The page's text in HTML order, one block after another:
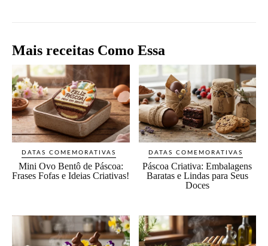
Mais receitas Como Essa
DATAS COMEMORATIVAS
Mini Ovo Bentô de Páscoa:
Frases Fofas e Ideias Criativas!
DATAS COMEMORATIVAS
Páscoa Criativa: Embalagens
Baratas e Lindas para Seus
Doces